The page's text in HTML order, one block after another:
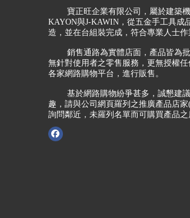
寶正旺企業有限公司，屬於建築
KAYON與J-KAWIN，從五金手工具成
造，並在台組裝完成，符合專業人士作
銷售通路為實體店面，產品皆為批
無針對使用者之零售服務，更無授權
各家網路購物平台，進行販售。
基於網路購物紛爭甚多，誠懇建議
趣，請與公司網頁羅列之推廣產品店
詢問鄰近，未羅列名單而可購買產